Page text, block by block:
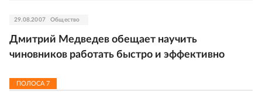
29.08.2007 Общество
Дмитрий Медведев обещает научить
чиновников работать быстро и эффективно
ПОЛОСА 7